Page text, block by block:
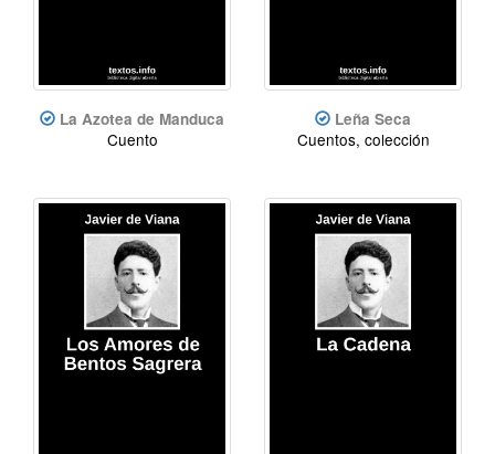
La Azotea de Manduca
Cuento
Leña Seca
Cuentos, colección